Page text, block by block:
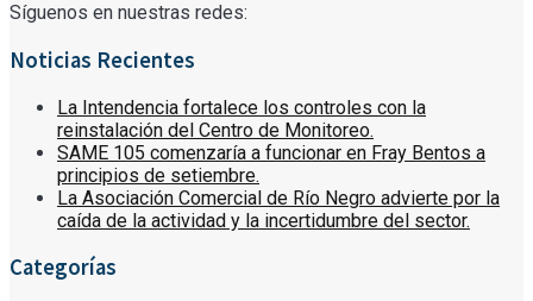
Síguenos en nuestras redes:
Noticias Recientes
La Intendencia fortalece los controles con la
reinstalación del Centro de Monitoreo.
SAME 105 comenzaría a funcionar en Fray Bentos a
principios de setiembre.
La Asociación Comercial de Río Negro advierte por la
caída de la actividad y la incertidumbre del sector.
Categorías